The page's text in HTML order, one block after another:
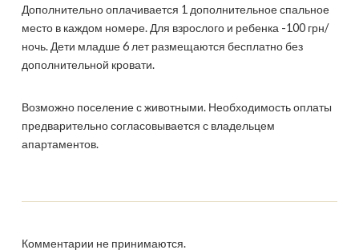
Дополнительно оплачивается 1 дополнительное спальное
место в каждом номере. Для взрослого и ребенка -100 грн/
ночь. Дети младше 6 лет размещаются бесплатно без
дополнительной кровати.
Возможно поселение с животными. Необходимость оплаты
предварительно согласовывается с владельцем
апартаментов.
Комментарии не принимаются.